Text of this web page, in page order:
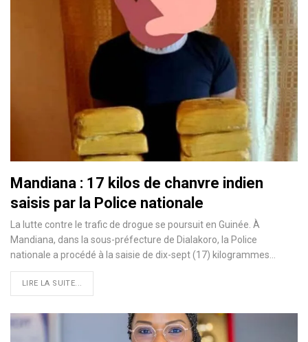
Mandiana : 17 kilos de chanvre indien
saisis par la Police nationale
La lutte contre le trafic de drogue se poursuit en Guinée. À
Mandiana, dans la sous-préfecture de Dialakoro, la Police
nationale a procédé à la saisie de dix-sept (17) kilogrammes…
LIRE LA SUITE...